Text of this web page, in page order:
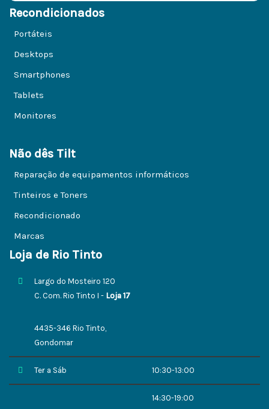
Recondicionados
Portáteis
Desktops
Smartphones
Tablets
Monitores
Não dês Tilt
Reparação de equipamentos informáticos
Tinteiros e Toners
Recondicionado
Marcas
Loja de Rio Tinto
Largo do Mosteiro 120
C. Com. Rio Tinto I - Loja 17
4435-346 Rio Tinto,
Gondomar
Ter a Sáb 10:30-13:00
14:30-19:00